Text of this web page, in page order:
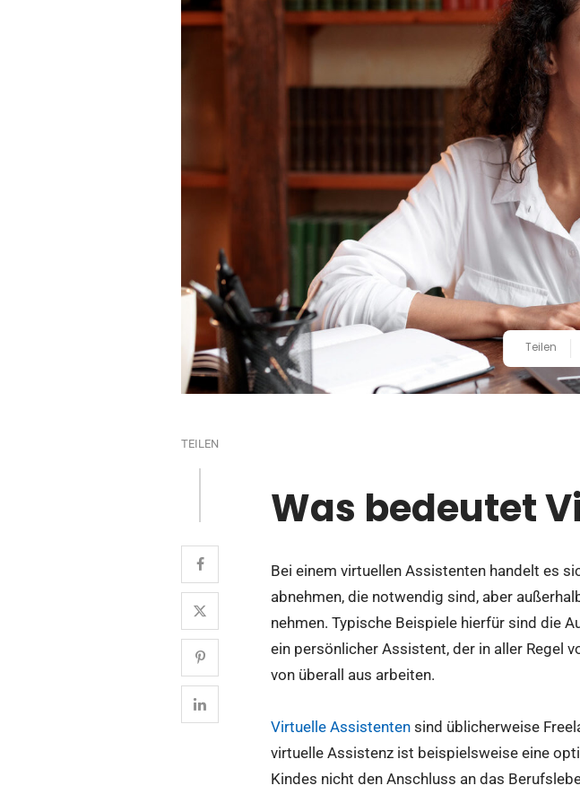
Teilen
TEILEN
Was bedeutet
Bei einem virtuellen Assistenten handelt es
abnehmen, die notwendig sind, aber
nehmen. Typische Beispiele hierfür sind die
ein persönlicher Assistent, der in aller Regel
von überall aus arbeiten.
Virtuelle Assistenten sind üblicherweise
virtuelle Assistenz ist beispielsweise eine
Kindes nicht den Anschluss an das